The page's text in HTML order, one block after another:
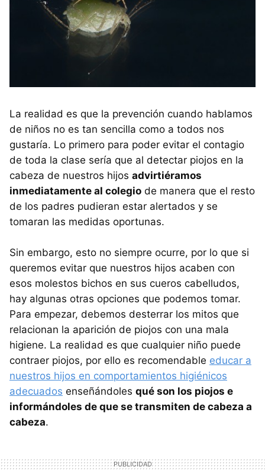
La realidad es que la prevención cuando hablamos
de niños no es tan sencilla como a todos nos
gustaría. Lo primero para poder evitar el contagio
de toda la clase sería que al detectar piojos en la
cabeza de nuestros hijos advirtiéramos
inmediatamente al colegio de manera que el resto
de los padres pudieran estar alertados y se
tomaran las medidas oportunas.
Sin embargo, esto no siempre ocurre, por lo que si
queremos evitar que nuestros hijos acaben con
esos molestos bichos en sus cueros cabelludos,
hay algunas otras opciones que podemos tomar.
Para empezar, debemos desterrar los mitos que
relacionan la aparición de piojos con una mala
higiene. La realidad es que cualquier niño puede
contraer piojos, por ello es recomendable educar a
nuestros hijos en comportamientos higiénicos
adecuados enseñándoles qué son los piojos e
informándoles de que se transmiten de cabeza a
cabeza.